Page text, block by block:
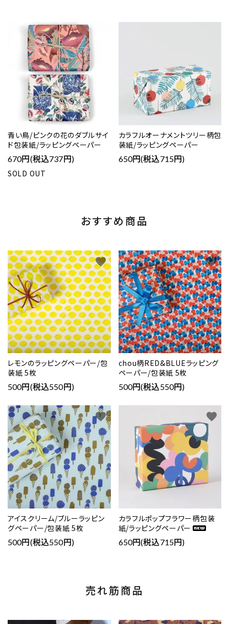
青い鳥/ピンクの花のダブルサイ
ド包装紙/ラッピングペーパー
670円(税込737円)
SOLD OUT
カラフルオーナメントツリー柄包
装紙/ラッピングペーパー
650円(税込715円)
おすすめ商品
レモンのラッピングペーパー/包
装紙 5枚
500円(税込550円)
favorite
chou柄RED&BLUEラッピング
ペーパー/包装紙 5枚
500円(税込550円)
favorite
アイスクリーム/ブルーラッピン
グペーパー/包装紙 5枚
500円(税込550円)
favorite
カラフルポップフラワー柄包装
紙/ラッピングペーパー
650円(税込715円)
favorite
売れ筋商品